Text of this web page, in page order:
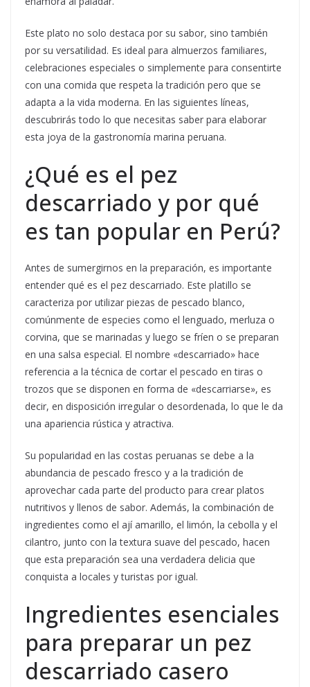
Este plato no solo destaca por su sabor, sino también
por su versatilidad. Es ideal para almuerzos familiares,
celebraciones especiales o simplemente para consentirte
con una comida que respeta la tradición pero que se
adapta a la vida moderna. En las siguientes líneas,
descubrirás todo lo que necesitas saber para elaborar
esta joya de la gastronomía marina peruana.
¿Qué es el pez
descarriado y por qué
es tan popular en Perú?
Antes de sumergirnos en la preparación, es importante
entender qué es el pez descarriado. Este platillo se
caracteriza por utilizar piezas de pescado blanco,
comúnmente de especies como el lenguado, merluza o
corvina, que se marinadas y luego se fríen o se preparan
en una salsa especial. El nombre «descarriado» hace
referencia a la técnica de cortar el pescado en tiras o
trozos que se disponen en forma de «descarriarse», es
decir, en disposición irregular o desordenada, lo que le da
una apariencia rústica y atractiva.
Su popularidad en las costas peruanas se debe a la
abundancia de pescado fresco y a la tradición de
aprovechar cada parte del producto para crear platos
nutritivos y llenos de sabor. Además, la combinación de
ingredientes como el ají amarillo, el limón, la cebolla y el
cilantro, junto con la textura suave del pescado, hacen
que esta preparación sea una verdadera delicia que
conquista a locales y turistas por igual.
Ingredientes esenciales
para preparar un pez
descarriado casero